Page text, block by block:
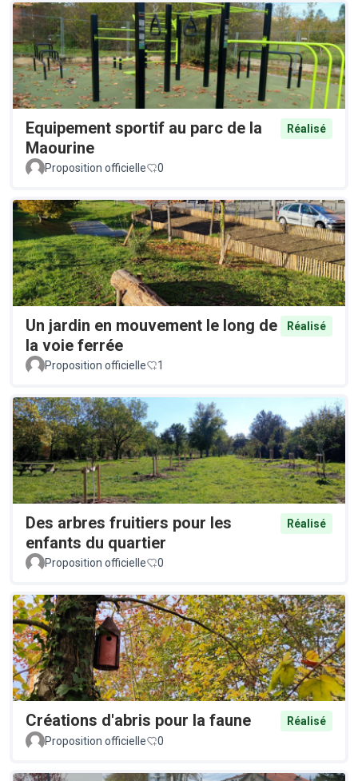
Equipement sportif au parc de la
Maourine
Réalisé
Proposition officielle 0
Un jardin en mouvement le long de
la voie ferrée
Réalisé
Proposition officielle 1
Des arbres fruitiers pour les
enfants du quartier
Réalisé
Proposition officielle 0
Créations d'abris pour la faune
Réalisé
Proposition officielle
0